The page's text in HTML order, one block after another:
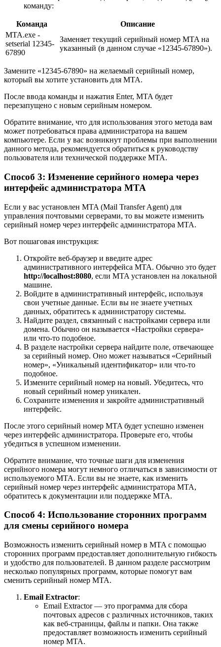
команду:
Команда
Описание
MTA.exe -
setserial 12345-
67890
Заменяет текущий серийный номер MTA на
указанный (в данном случае «12345-67890»).
Замените «12345-67890» на желаемый серийный номер,
который вы хотите установить для MTA.
После ввода команды и нажатия Enter, MTA будет
перезапущено с новым серийным номером.
Обратите внимание, что для использования этого метода вам
может потребоваться права администратора на вашем
компьютере. Если у вас возникнут проблемы при выполнении
данного метода, рекомендуется обратиться к руководству
пользователя или технической поддержке MTA.
Способ 3: Изменение серийного номера через
интерфейс администратора MTA
Если у вас установлен MTA (Mail Transfer Agent) для
управления почтовыми серверами, то вы можете изменить
серийный номер через интерфейс администратора MTA.
Вот пошаговая инструкция:
Откройте веб-браузер и введите адрес
административного интерфейса MTA. Обычно это будет
http://localhost:8080, если MTA установлен на локальной
машине.
Войдите в административный интерфейс, используя
свои учетные данные. Если вы не знаете учетных
данных, обратитесь к администратору системы.
Найдите раздел, связанный с настройками сервера или
домена. Обычно он называется «Настройки сервера»
или что-то подобное.
В разделе настройки сервера найдите поле, отвечающее
за серийный номер. Оно может называться «Серийный
номер», «Уникальный идентификатор» или что-то
подобное.
Измените серийный номер на новый. Убедитесь, что
новый серийный номер уникален.
Сохраните изменения и закройте административный
интерфейс.
После этого серийный номер MTA будет успешно изменен
через интерфейс администратора. Проверьте его, чтобы
убедиться в успешном изменении.
Обратите внимание, что точные шаги для изменения
серийного номера могут немного отличаться в зависимости от
используемого MTA. Если вы не знаете, как изменить
серийный номер через интерфейс администратора MTA,
обратитесь к документации или поддержке MTA.
Способ 4: Использование сторонних программ
для смены серийного номера
Возможность изменить серийный номер в MTA с помощью
сторонних программ предоставляет дополнительную гибкость
и удобство для пользователей. В данном разделе рассмотрим
несколько популярных программ, которые помогут вам
сменить серийный номер MTA.
Email Extractor:
Email Extractor — это программа для сбора
почтовых адресов с различных источников, таких
как веб-страницы, файлы и папки. Она также
предоставляет возможность изменить серийный
номер MTA.